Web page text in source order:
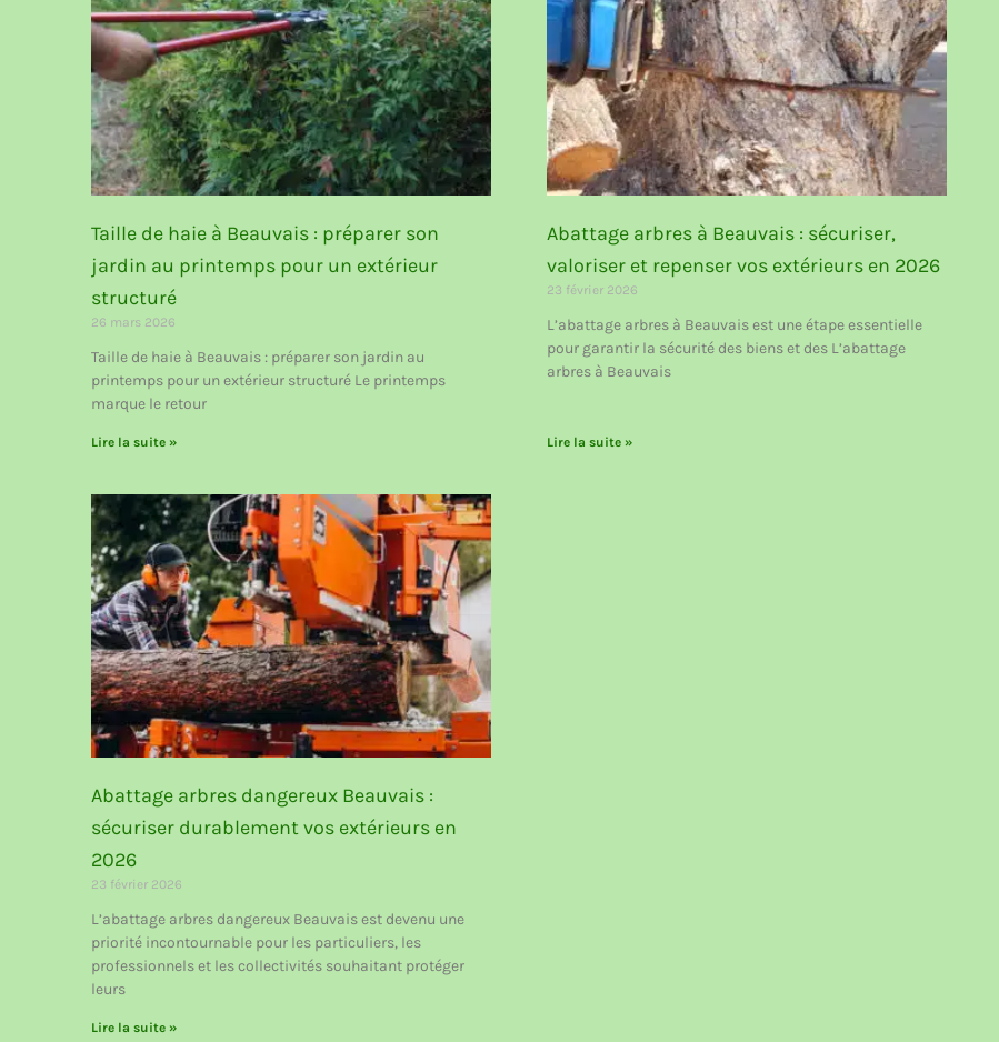
Taille de haie à Beauvais : préparer son
jardin au printemps pour un extérieur
structuré
26 mars 2026
Taille de haie à Beauvais : préparer son jardin au
printemps pour un extérieur structuré Le printemps
marque le retour
Lire la suite »
Abattage arbres à Beauvais : sécuriser,
valoriser et repenser vos extérieurs en 2026
23 février 2026
L’abattage arbres à Beauvais est une étape essentielle
pour garantir la sécurité des biens et des L’abattage
arbres à Beauvais
Lire la suite »
Abattage arbres dangereux Beauvais :
sécuriser durablement vos extérieurs en
2026
23 février 2026
L’abattage arbres dangereux Beauvais est devenu une
priorité incontournable pour les particuliers, les
professionnels et les collectivités souhaitant protéger
leurs
Lire la suite »